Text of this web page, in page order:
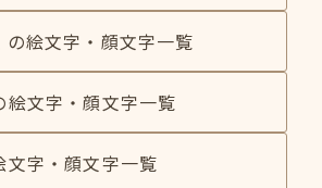
の絵文字・顔文字一覧
絵文字・顔文字一覧
文字・顔文字一覧